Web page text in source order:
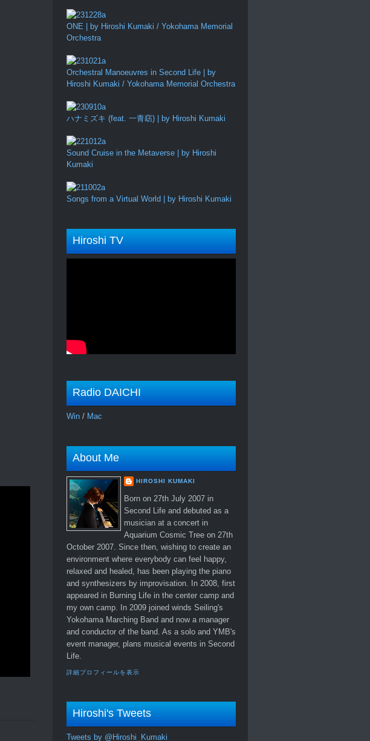
ONE | by Hiroshi Kumaki / Yokohama Memorial
Orchestra
Orchestral Manoeuvres in Second Life | by
Hiroshi Kumaki / Yokohama Memorial Orchestra
ハナミズキ (feat. 一青窈) | by Hiroshi Kumaki
Sound Cruise in the Metaverse | by Hiroshi
Kumaki
Songs from a Virtual World | by Hiroshi Kumaki
Hiroshi TV
Radio DAICHI
Win / Mac
About Me
HIROSHI KUMAKI
Born on 27th July 2007 in
Second Life and debuted as a
musician at a concert in
Aquarium Cosmic Tree on 27th
October 2007. Since then, wishing to create an
environment where everybody can feel happy,
relaxed and healed, has been playing the piano
and synthesizers by improvisation. In 2008, first
appeared in Burning Life in the center camp and
my own camp. In 2009 joined winds Seiling's
Yokohama Marching Band and now a manager
and conductor of the band. As a solo and YMB's
event manager, plans musical events in Second
Life.
詳細プロフィールを表示
Hiroshi's Tweets
Tweets by @Hiroshi_Kumaki